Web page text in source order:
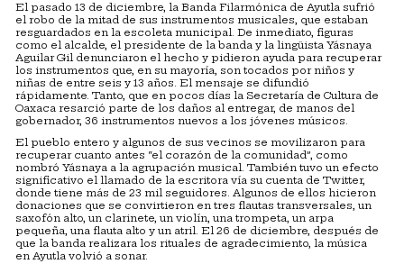
El pasado 13 de diciembre, la Banda Filarmónica de Ayutla sufrió
el robo de la mitad de sus instrumentos musicales, que estaban
resguardados en la escoleta municipal. De inmediato, figuras
como el alcalde, el presidente de la banda y la lingüista Yásnaya
Aguilar Gil denunciaron el hecho y pidieron ayuda para recuperar
los instrumentos que, en su mayoría, son tocados por niños y
niñas de entre seis y 13 años. El mensaje se difundió
rápidamente. Tanto, que en pocos días la Secretaría de Cultura de
Oaxaca resarció parte de los daños al entregar, de manos del
gobernador, 36 instrumentos nuevos a los jóvenes músicos.
El pueblo entero y algunos de sus vecinos se movilizaron para
recuperar cuanto antes “el corazón de la comunidad”, como
nombró Yásnaya a la agrupación musical. También tuvo un efecto
significativo el llamado de la escritora vía su cuenta de Twitter,
donde tiene más de 23 mil seguidores. Algunos de ellos hicieron
donaciones que se convirtieron en tres flautas transversales, un
saxofón alto, un clarinete, un violín, una trompeta, un arpa
pequeña, una flauta alto y un atril. El 26 de diciembre, después de
que la banda realizara los rituales de agradecimiento, la música
en Ayutla volvió a sonar.